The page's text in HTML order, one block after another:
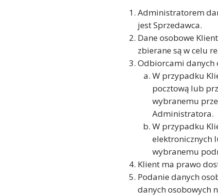
Administratorem
jest Sprzedawca.
Dane osobowe
zbierane są w celu
Odbiorcami danych
W przypadku
pocztową lub
wybranemu
Administratora.
W przypadku
elektronicznych
wybranemu
Klient ma prawo
Podanie danych
danych osobowych